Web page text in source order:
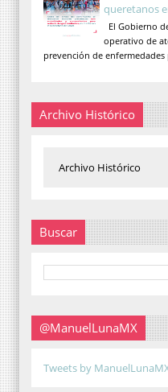
queretanos
El Gobierno
operativo de
prevención de enfermedades
Archivo Histórico
Buscar
@ManuelLunaMX
Tweets by